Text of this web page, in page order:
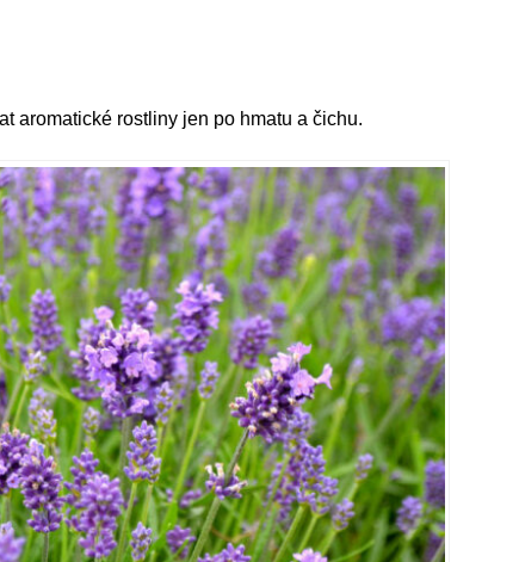
aromatické rostliny jen po hmatu a čichu.